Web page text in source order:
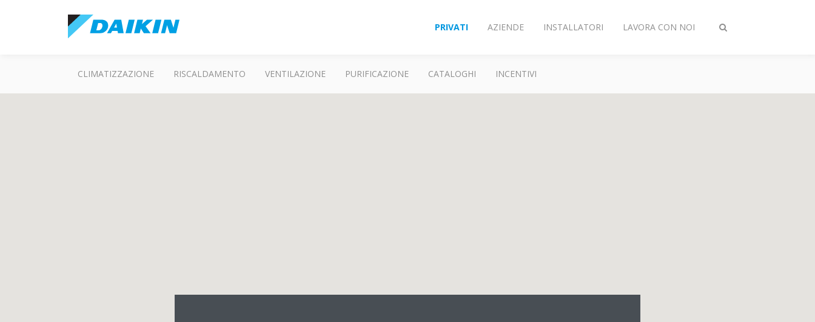
Attiva/disattiva
PRIVATI AZIENDE INSTALLATORI LAVORA CON NOI
CLIMATIZZAZIONE RISCALDAMENTO VENTILAZIONE PURIFICAZIONE CATALOGHI INCENTIVI